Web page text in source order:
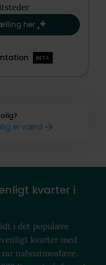
her
BETA
er værd
kvarter i
i det populære
kvarter med
naboatmosfære.